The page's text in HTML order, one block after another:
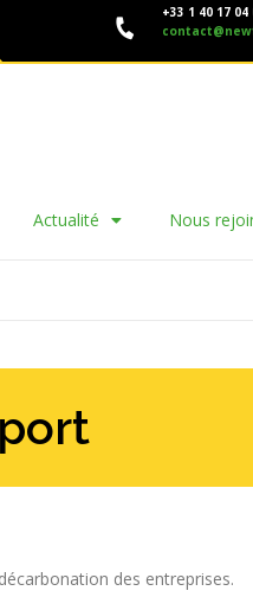
+33 1 40 17 04
Actualité Nous
des entreprises.